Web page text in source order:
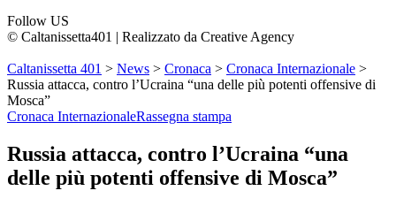
Follow US
© Caltanissetta401 | Realizzato da Creative Agency
Caltanissetta 401 > News > Cronaca > Cronaca Internazionale >
Russia attacca, contro l’Ucraina “una delle più potenti offensive di
Mosca”
Cronaca InternazionaleRassegna stampa
Russia attacca, contro l’Ucraina “una
delle più potenti offensive di Mosca”